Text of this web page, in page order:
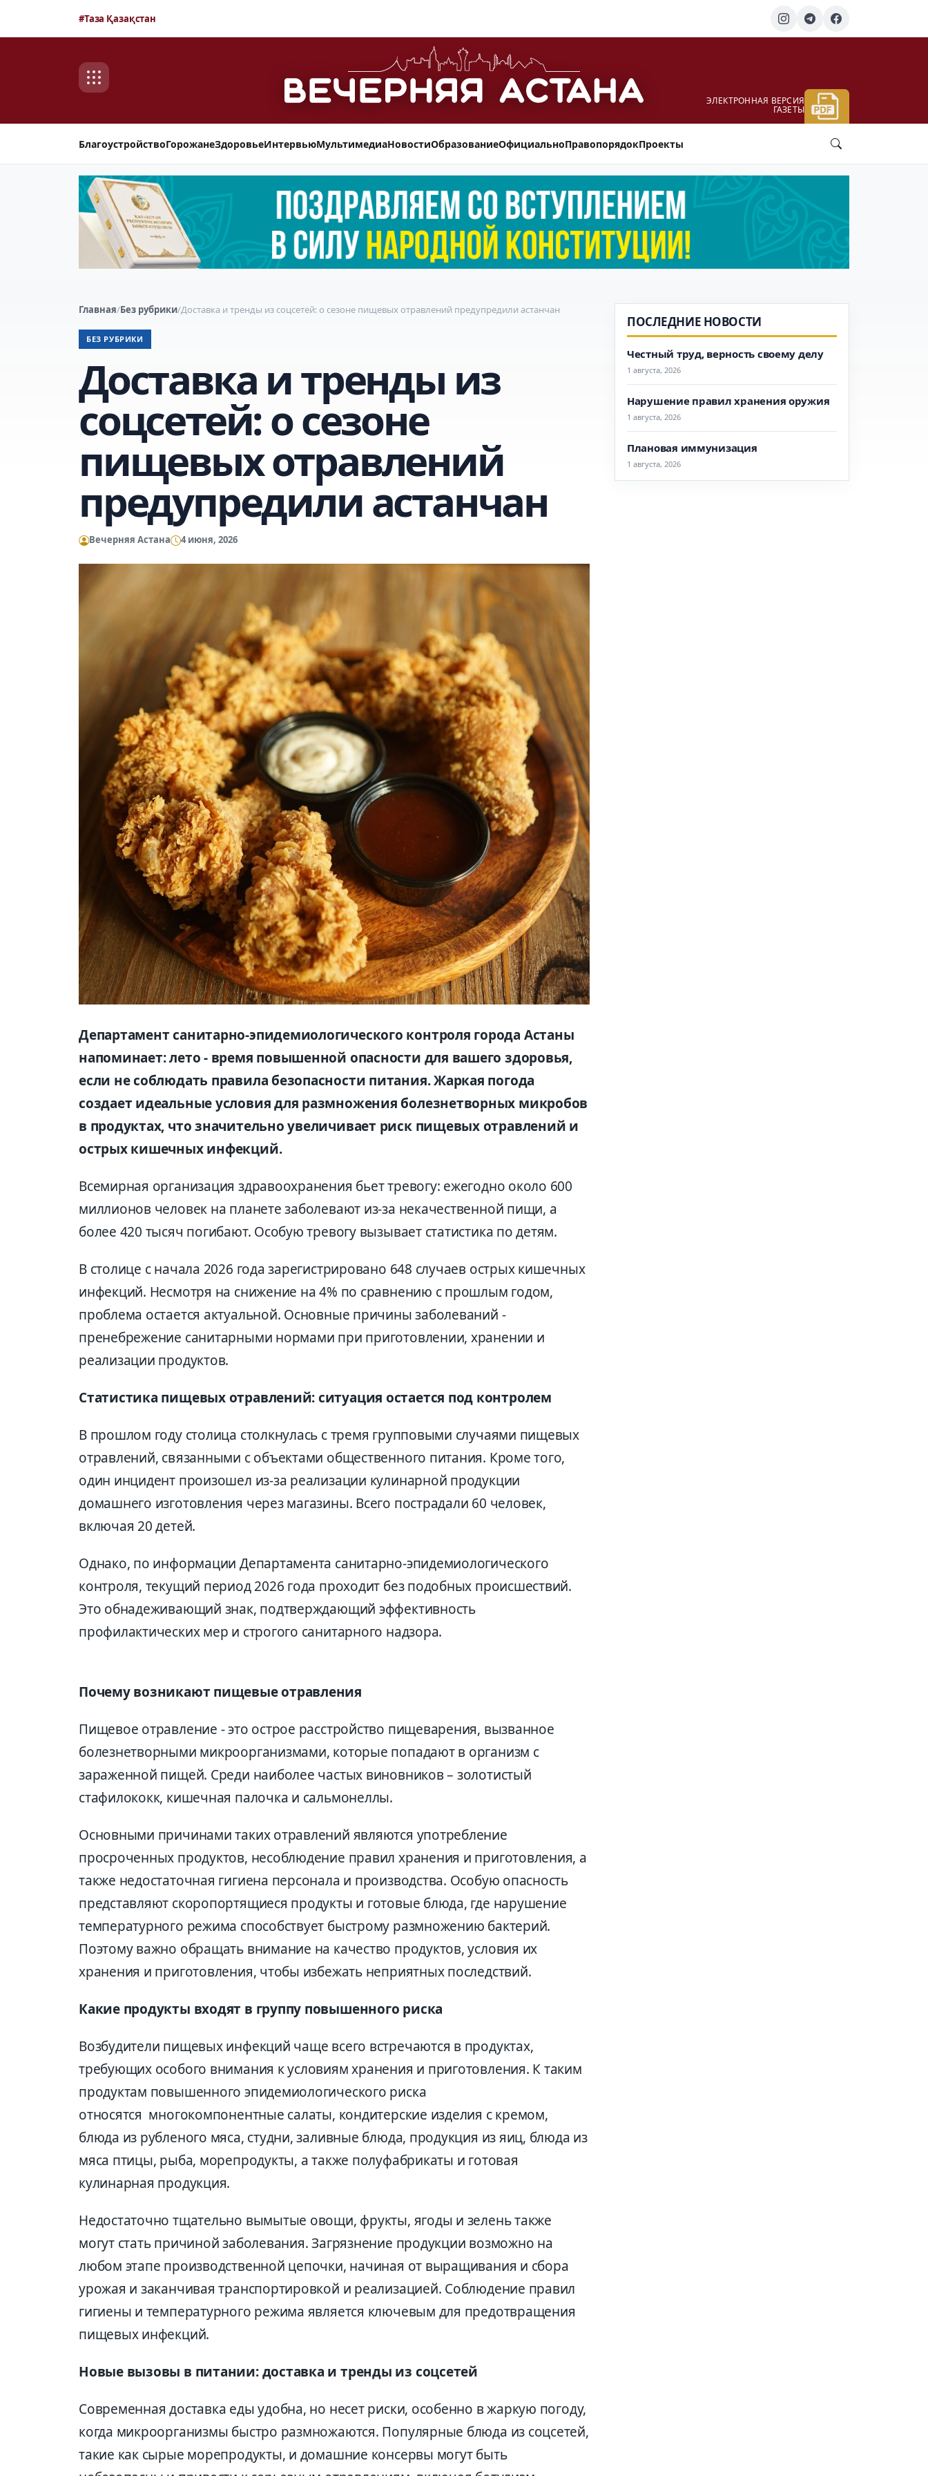
#Таза Қазақстан
ЭЛЕКТРОННАЯ ВЕРСИЯ
ГАЗЕТЫ
БлагоустройствоГорожанеЗдоровьеИнтервьюМультимедиаНовостиОбразованиеОфициальноПравопорядокПроекты
Главная/Без рубрики/Доставка и тренды из соцсетей: о сезоне пищевых отравлений предупредили астанчан
БЕЗ РУБРИКИ
Доставка и тренды из
соцсетей: о сезоне
пищевых отравлений
предупредили астанчан
Вечерняя Астана 4 июня, 2026
Департамент санитарно-эпидемиологического контроля города Астаны
напоминает: лето - время повышенной опасности для вашего здоровья,
если не соблюдать правила безопасности питания. Жаркая погода
создает идеальные условия для размножения болезнетворных микробов
в продуктах, что значительно увеличивает риск пищевых отравлений и
острых кишечных инфекций.
Всемирная организация здравоохранения бьет тревогу: ежегодно около 600
миллионов человек на планете заболевают из-за некачественной пищи, а
более 420 тысяч погибают. Особую тревогу вызывает статистика по детям.
В столице с начала 2026 года зарегистрировано 648 случаев острых кишечных
инфекций. Несмотря на снижение на 4% по сравнению с прошлым годом,
проблема остается актуальной. Основные причины заболеваний -
пренебрежение санитарными нормами при приготовлении, хранении и
реализации продуктов.
Статистика пищевых отравлений: ситуация остается под контролем
В прошлом году столица столкнулась с тремя групповыми случаями пищевых
отравлений, связанными с объектами общественного питания. Кроме того,
один инцидент произошел из-за реализации кулинарной продукции
домашнего изготовления через магазины. Всего пострадали 60 человек,
включая 20 детей.
Однако, по информации Департамента санитарно-эпидемиологического
контроля, текущий период 2026 года проходит без подобных происшествий.
Это обнадеживающий знак, подтверждающий эффективность
профилактических мер и строгого санитарного надзора.
Почему возникают пищевые отравления
Пищевое отравление - это острое расстройство пищеварения, вызванное
болезнетворными микроорганизмами, которые попадают в организм с
зараженной пищей. Среди наиболее частых виновников – золотистый
стафилококк, кишечная палочка и сальмонеллы.
Основными причинами таких отравлений являются употребление
просроченных продуктов, несоблюдение правил хранения и приготовления, а
также недостаточная гигиена персонала и производства. Особую опасность
представляют скоропортящиеся продукты и готовые блюда, где нарушение
температурного режима способствует быстрому размножению бактерий.
Поэтому важно обращать внимание на качество продуктов, условия их
хранения и приготовления, чтобы избежать неприятных последствий.
Какие продукты входят в группу повышенного риска
Возбудители пищевых инфекций чаще всего встречаются в продуктах,
требующих особого внимания к условиям хранения и приготовления. К таким
продуктам повышенного эпидемиологического риска
относятся многокомпонентные салаты, кондитерские изделия с кремом,
блюда из рубленого мяса, студни, заливные блюда, продукция из яиц, блюда из
мяса птицы, рыба, морепродукты, а также полуфабрикаты и готовая
кулинарная продукция.
Недостаточно тщательно вымытые овощи, фрукты, ягоды и зелень также
могут стать причиной заболевания. Загрязнение продукции возможно на
любом этапе производственной цепочки, начиная от выращивания и сбора
урожая и заканчивая транспортировкой и реализацией. Соблюдение правил
гигиены и температурного режима является ключевым для предотвращения
пищевых инфекций.
Новые вызовы в питании: доставка и тренды из соцсетей
Современная доставка еды удобна, но несет риски, особенно в жаркую погоду,
когда микроорганизмы быстро размножаются. Популярные блюда из соцсетей,
такие как сырые морепродукты, и домашние консервы могут быть
ПОСЛЕДНИЕ НОВОСТИ
Честный труд, верность своему делу
1 августа, 2026
Нарушение правил хранения оружия
1 августа, 2026
Плановая иммунизация
1 августа, 2026